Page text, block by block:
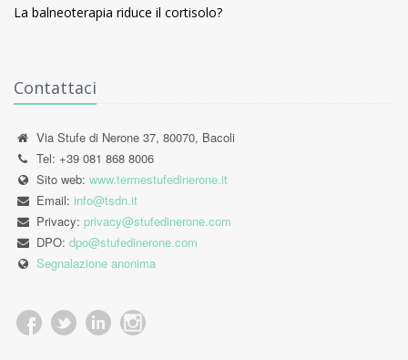
La balneoterapia riduce il cortisolo?
Contattaci
Via Stufe di Nerone 37, 80070, Bacoli
Tel: +39 081 868 8006
Sito web: www.termestufedinerone.it
Email: info@tsdn.it
Privacy: privacy@stufedinerone.com
DPO: dpo@stufedinerone.com
Segnalazione anonima